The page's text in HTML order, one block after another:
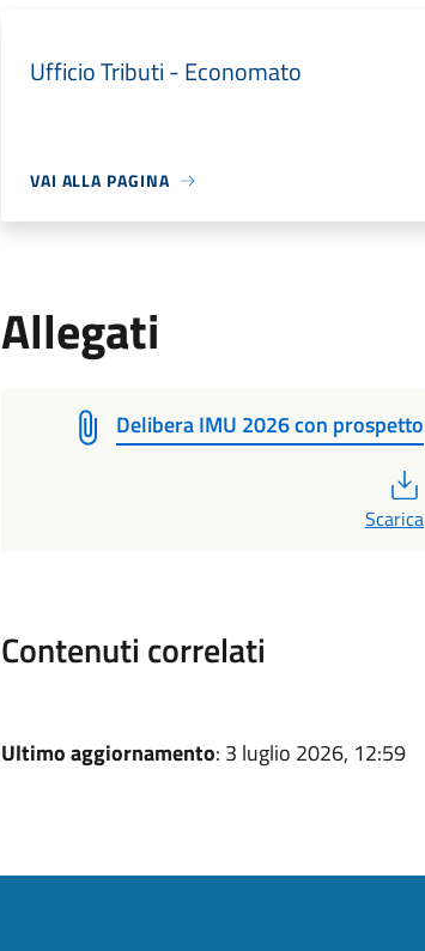
Ufficio Tributi - Economato
VAI ALLA PAGINA
Allegati
Delibera IMU 2026 con prospetto
Scarica
Contenuti correlati
Ultimo aggiornamento: 3 luglio 2026, 12:59